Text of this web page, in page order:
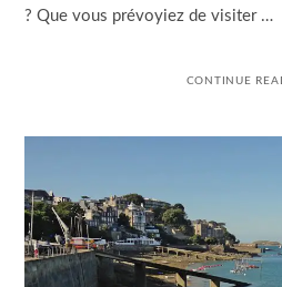
? Que vous prévoyiez de visiter …
CONTINUE